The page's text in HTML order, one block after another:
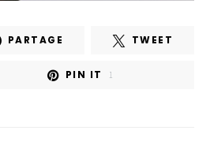
PARTAGE TWEET
PIN IT 1